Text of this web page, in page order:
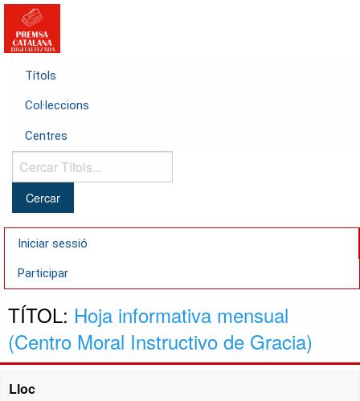
Títols
Col·leccions
Centres
Cercar
Títols...
Iniciar sessió
Participar
TÍTOL: Hoja informativa mensual
(Centro Moral Instructivo de Gracia)
Lloc